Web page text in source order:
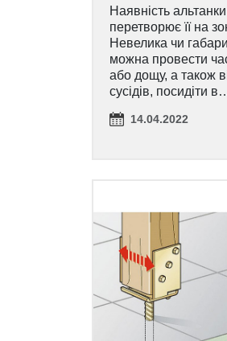
Наявність
перетворює її на
Невелика чи
можна провести
або дощу, а також
сусідів, посидіти
14.04.2022